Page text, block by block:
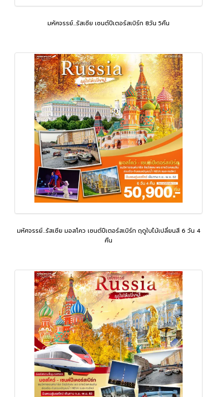
มหัศจรรย์...รัสเซีย เซนต์ปีเตอร์สเบิร์ก 8วัน 5คืน
มหัศจรรย์...รัสเซีย มอสโคว เซนต์ปีเตอร์สเบิร์ก ฤดูใบไม้เปลี่ยนสี 6 วัน 4
คืน